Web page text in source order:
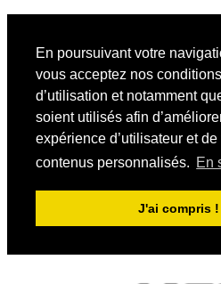
En poursuivant votre
vous acceptez nos
d’utilisation et notamment
soient utilisés afin
expérience d’utilisateur et
contenus personnalisés. En
J'ai compris !